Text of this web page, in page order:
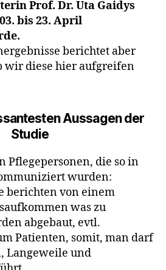
Prof. Dr. Uta Gaidys
bis 23. April
berichtet aber
wir diese hier aufgreifen
Aussagen der
Studie
Pflegepersonen, die so in
wurden:
berichten von einem
was zu
abgebaut, evtl.
Patien­ten, somit, man darf
Langeweile und